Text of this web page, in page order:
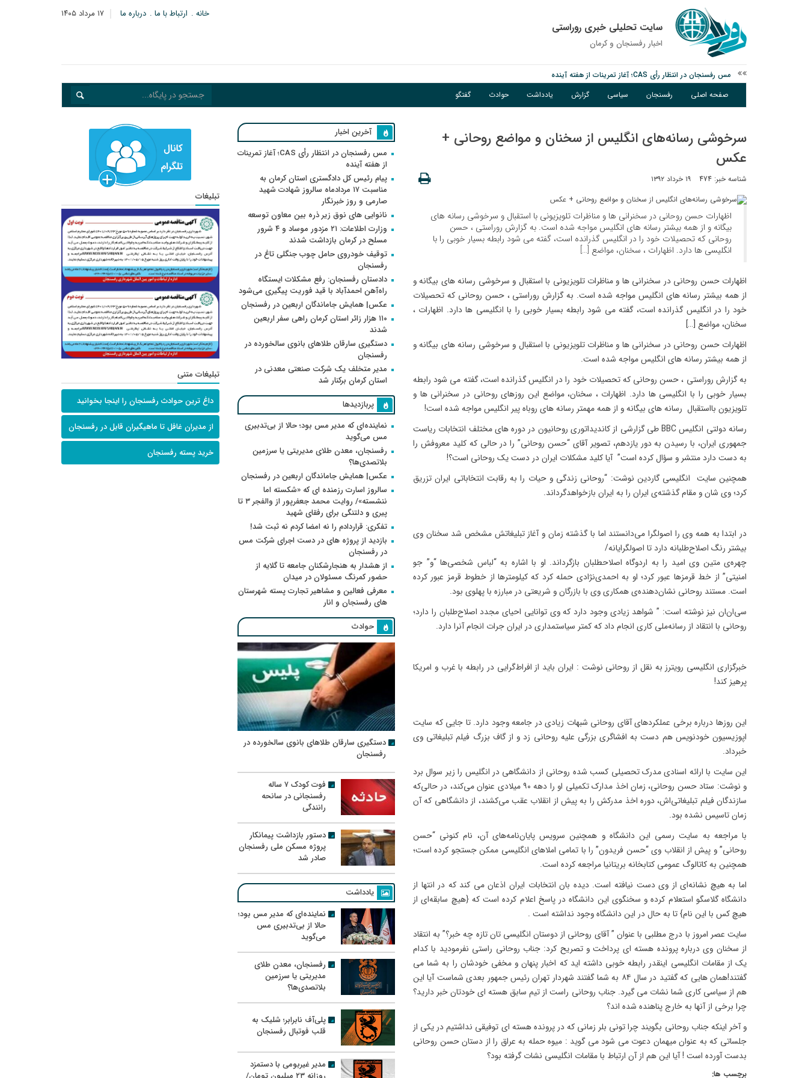
۱۷ مرداد ۱۴۰۵ خانه ارتباط با ما درباره ما
سایت تحلیلی خبری روراستی
اخبار رفسنجان و كرمان
پیام رئیس کل دادگستری استان کرمان به مناسبت ۱۷ مردادماه سالروز شهادت شهید صارمی و روز خبرنگار
نانوایی های نوق زیر ذره بین معاون توسعه
مس رفسنجان در انتظار رأی CAS؛ آغاز تمرینات از هفته آینده
صفحه اصلی رفسنجان سیاسی گزارش یادداشت حوادث گفتگو
سرخوشی رسانه‌های انگلیس از سخنان و مواضع روحانی +
عکس
شناسه خبر: 474 ۱۹ خرداد ۱۳۹۲
اظهارات حسن روحانی در سخنرانی ها و مناظرات تلویزیونی با استقبال و سرخوشی رسانه های
بیگانه و از همه بیشتر رسانه های انگلیس مواجه شده است. به گزارش روراستی ، حسن
روحانی که تحصیلات خود را در انگلیس گذرانده است، گفته می شود رابطه بسیار خوبی را با
انگلیسی ها دارد. اظهارات ، سخنان، مواضع […]
اظهارات حسن روحانی در سخنرانی ها و مناظرات تلویزیونی با استقبال و سرخوشی رسانه های بیگانه و
از همه بیشتر رسانه های انگلیس مواجه شده است. به گزارش روراستی ، حسن روحانی که تحصیلات
خود را در انگلیس گذرانده است، گفته می شود رابطه بسیار خوبی را با انگلیسی ها دارد. اظهارات ،
سخنان، مواضع […]
اظهارات حسن روحانی در سخنرانی ها و مناظرات تلویزیونی با استقبال و سرخوشی رسانه های بیگانه و
از همه بیشتر رسانه های انگلیس مواجه شده است.
به گزارش روراستی ، حسن روحانی که تحصیلات خود را در انگلیس گذرانده است، گفته می شود رابطه
بسیار خوبی را با انگلیسی ها دارد. اظهارات ، سخنان، مواضع این روزهای روحانی در سخنرانی ها و
تلویزیون بااستقبال رسانه های بیگانه و از همه مهمتر رسانه های روباه پیر انگلیس مواجه شده است!
رسانه دولتی انگلیس BBC طی گزارشی از کاندیداتوری روحانیون در دوره های مختلف انتخابات ریاست
جمهوری ایران، با رسیدن به دور یازدهم، تصویر آقای “حسن روحانی” را در حالی که کلید معروفش را
به دست دارد منتشر و سؤال کرده است” آیا کلید مشکلات ایران در دست یک روحانی است؟!
همچنین سایت انگلیسی گاردین نوشت: “روحانی زندگی و حیات را به رقابت انتخاباتی ایران تزریق
کرد؛ وی شان و مقام گذشته‌ی ایران را به ایران بازخواهدگرداند.
در ابتدا به همه وی را اصولگرا می‌دانستند اما با گذشته زمان و آغاز تبلیغاتش مشخص شد سخنان وی
بیشتر رنگ اصلاح‌طلبانه دارد تا اصولگرایانه/
چهره‌ی متین وی امید را به اردوگاه اصلاحطلبان بازگرداند. او با اشاره به “لباس شخصی‌ها “و” جو
امنیتی” از خط قرمز‌ها عبور کرد؛ او به احمدی‌نژادی حمله کرد که کیلومترها از خطوط قرمز عبور کرده
است. مستند روحانی نشان‌دهنده‌ی همکاری وی با بازرگان و شریعتی در مبارزه با پهلوی بود.
سی‌ان‌ان نیز نوشته است: ” شواهد زیادی وجود دارد که وی توانایی احیای مجدد اصلاح‌طلبان را دارد؛
روحانی با انتقاد از رسانه‌ملی کاری انجام داد که کمتر سیاستمداری در ایران جرات انجام آنرا دارد.
خبرگزاری انگلیسی رویترز به نقل از روحانی نوشت : ایران باید از افراط‌گرایی در رابطه با غرب و امریکا
پرهیز کند!
این روزها درباره برخی عملکردهای آقای روحانی شبهات زیادی در جامعه وجود دارد. تا جایی که سایت
اپوزیسیون خودنویس هم دست به افشاگری بزرگی علیه روحانی زد و از گاف بزرگ فیلم تبلیغاتی وی
خبرداد.
این سایت با ارائه اسنادی مدرک تحصیلی کسب شده روحانی از دانشگاهی در انگلیس را زیر سوال برد
و نوشت: ستاد حسن روحانی، زمان اخذ مدارک تکمیلی او را دهه ۹۰ میلادی عنوان می‌کند، در حالی‌که
سازندگان فیلم تبلیغاتی‌اش، دوره اخذ مدرکش را به پیش از انقلاب عقب می‌کشند، از دانشگاهی که آن
زمان تاسیس نشده بود.
با مراجعه به سایت رسمی این دانشگاه و همچنین سرویس پایان‌نامه‌های آن، نام کنونی “حسن
روحانی” و پیش از انقلاب وی “حسن فریدون” را با تمامی املاهای انگلیسی ممکن جستجو کرده است؛
همچنین به کاتالوگ عمومی کتابخانه بریتانیا مراجعه کرده است.
اما به هیچ نشانه‌ای از وی دست نیافته است. دیده بان انتخابات ایران اذعان می‌ کند که در انتها از
دانشگاه گلاسگو استعلام کرده و سخنگوی این دانشگاه در پاسخ اعلام کرده است که {هیچ سابقه‌ای از
هیچ کس با این نام} تا به حال در این دانشگاه وجود نداشته است .
سایت عصر امروز با درج مطلبی با عنوان ” آقای روحانی از دوستان انگلیسی تان تازه چه خبر؟” به انتقاد
از سخنان وی درباره پرونده هسته ای پرداخت و تصریح کرد: جناب روحانی راستی نفرمودید با کدام
یک از مقامات انگلیسی اینقدر رابطه خوبی داشته اید که اخبار پنهان و مخفی خودشان را به شما می
گفتند!همان هایی که گفتید در سال ۸۴ به شما ‌گفتند شهردار تهران رئیس ‌جمهور بعدی شماست آیا این
هم از سیاسی کاری شما نشات می گیرد. جناب روحانی راست از تیم سابق هسته ای خودتان خبر دارید؟
چرا برخی از آنها به خارج پناهنده شده اند؟
و آخر اینکه جناب روحانی بگویند چرا تونی بلر زمانی که در پرونده هسته ای توفیقی نداشتیم در یکی از
جلساتی که به عنوان میهمان دعوت می شود می گوید : میوه حمله به عراق را از دستان حسن روحانی
بدست آورده است ! آیا این هم از آن ارتباط با مقامات انگلیسی نشات گرفته بود؟
برچسب ها:
آخرین اخبار
مس رفسنجان در انتظار رأی CAS؛ آغاز تمرینات
از هفته آینده
پیام رئیس کل دادگستری استان کرمان به
مناسبت ۱۷ مردادماه سالروز شهادت شهید
صارمی و روز خبرنگار
نانوایی های نوق زیر ذره بین معاون توسعه
وزارت اطلاعات: ۲۱ مزدور موساد و ۴ شرور
مسلح در کرمان بازداشت شدند
توقیف خودروی حامل چوب جنگلی تاغ در
رفسنجان
دادستان رفسنجان: رفع مشکلات ایستگاه
راه‌آهن احمدآباد با قید فوریت پیگیری می‌شود
عکس| همایش جاماندگان اربعین در رفسنجان
۱۱۰ هزار زائر استان کرمان راهی سفر اربعین
شدند
دستگیری سارقان طلاهای بانوی سالخورده در
رفسنجان
مدیر متخلف یک شرکت صنعتی معدنی در
استان کرمان برکنار شد
پربازدیدها
نماینده‌ای که مدیر مس بود؛ حالا از بی‌تدبیری
مس می‌گوید
رفسنجان، معدن طلای مدیریتی یا سرزمین
بلاتصدی‌ها؟
عکس| همایش جاماندگان اربعین در رفسنجان
سالروز اسارت رزمنده ای که «شکسته اما
ننشسته»/ روایت محمد جعفرپور از والفجر ۳ تا
پیری و دلتنگی برای رفقای شهید
تفکری: قراردادم را نه امضا کردم نه ثبت شد!
بازدید از پروژه های در دست اجرای شرکت مس
در رفسنجان
از هشدار به هنجارشکنان جامعه تا گلایه از
حضور کمرنگ مسئولان در میدان
معرفی فعالین و مشاهیر تجارت پسته شهرستان
های رفسنجان و انار
حوادث
دستگیری سارقان طلاهای بانوی سالخورده در
رفسنجان
فوت کودک ۷ ساله
رفسنجانی در سانحه
رانندگی
دستور بازداشت پیمانکار
پروژه مسکن ملی رفسنجان
صادر شد
یادداشت
نماینده‌ای که مدیر مس بود؛
حالا از بی‌تدبیری مس
می‌گوید
رفسنجان، معدن طلای
مدیریتی یا سرزمین
بلاتصدی‌ها؟
پلی‌آف نابرابر؛ شلیک به
قلب فوتبال رفسنجان
مدیر غیربومی با دستمزد
تبلیغات
تبلیغات متنی
داغ ترین حوادث رفسنجان را اینجا بخوانید
از مدیران غافل تا ماهیگیران قابل در رفسنجان
خرید پسته رفسنجان